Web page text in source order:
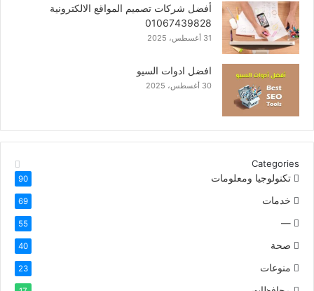
أفضل شركات تصميم المواقع الالكترونية
01067439828
31 أغسطس، 2025
افضل ادوات السيو
30 أغسطس، 2025
Categories
تكنولوجيا ومعلومات
90
خدمات 69
—
55
صحة 40
منوعات 23